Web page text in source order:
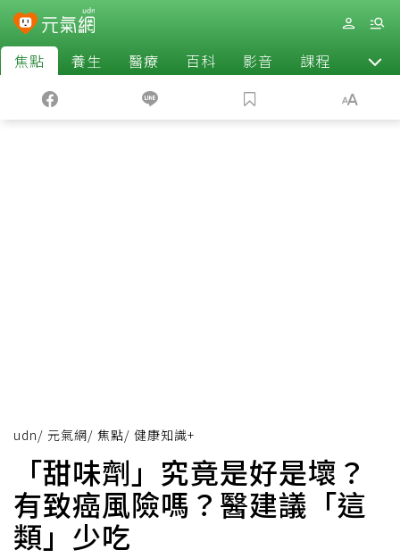
焦點 養生 醫療 百科 影音 課程 退休
udn/ 元氣網/ 焦點/ 健康知識+
「甜味劑」究竟是好是壞？
有致癌風險嗎？醫建議「這
類」少吃